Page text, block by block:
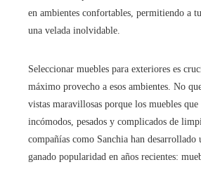
en ambientes confortables, permitiendo a
una velada inolvidable.
Seleccionar muebles para exteriores es
máximo provecho a esos ambientes. No
vistas maravillosas porque los muebles
incómodos, pesados y complicados de
compañías como Sanchia han desarrollado
ganado popularidad en años recientes: